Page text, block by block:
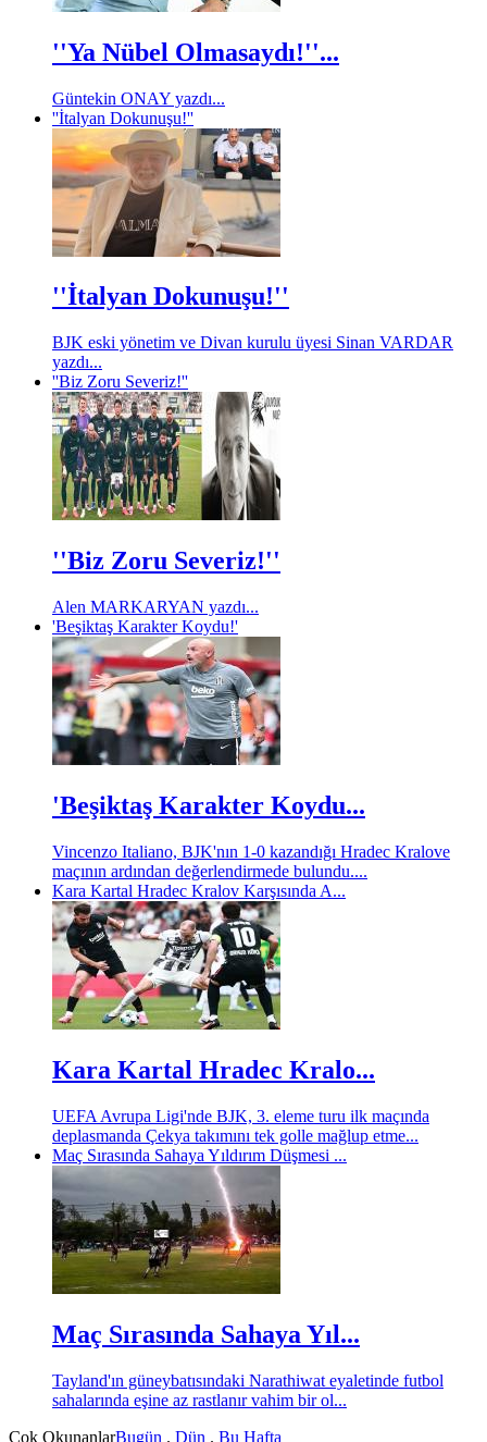
''Ya Nübel Olmasaydı!''...
Güntekin ONAY yazdı...
''İtalyan Dokunuşu!''
''İtalyan Dokunuşu!''
BJK eski yönetim ve Divan kurulu üyesi Sinan VARDAR
yazdı...
''Biz Zoru Severiz!''
''Biz Zoru Severiz!''
Alen MARKARYAN yazdı...
'Beşiktaş Karakter Koydu!'
'Beşiktaş Karakter Koydu...
Vincenzo Italiano, BJK'nın 1-0 kazandığı Hradec Kralove
maçının ardından değerlendirmede bulundu....
Kara Kartal Hradec Kralov Karşısında A...
Kara Kartal Hradec Kralo...
UEFA Avrupa Ligi'nde BJK, 3. eleme turu ilk maçında
deplasmanda Çekya takımını tek golle mağlup etme...
Maç Sırasında Sahaya Yıldırım Düşmesi ...
Maç Sırasında Sahaya Yıl...
Tayland'ın güneybatısındaki Narathiwat eyaletinde futbol
sahalarında eşine az rastlanır vahim bir ol...
Çok OkunanlarBugün . Dün . Bu Hafta